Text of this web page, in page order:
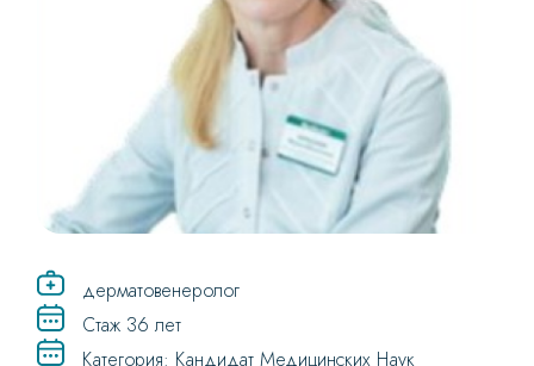
дерматовенеролог
Стаж 36 лет
Категория: Кандидат Медицинских Наук